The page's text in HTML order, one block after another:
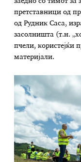
претставници од
од Рудник Саса,
засолништа (т.н.
пчели, користејќи
материјали.